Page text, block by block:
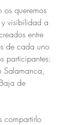
os queremos
visibilidad a
entre
de cada uno
participantes:
Salamanca,
de
compartirlo